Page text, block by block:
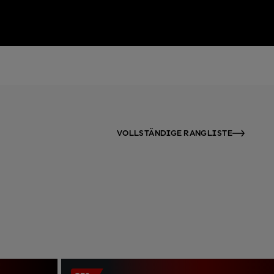
VOLLSTÄNDIGE RANGLISTE